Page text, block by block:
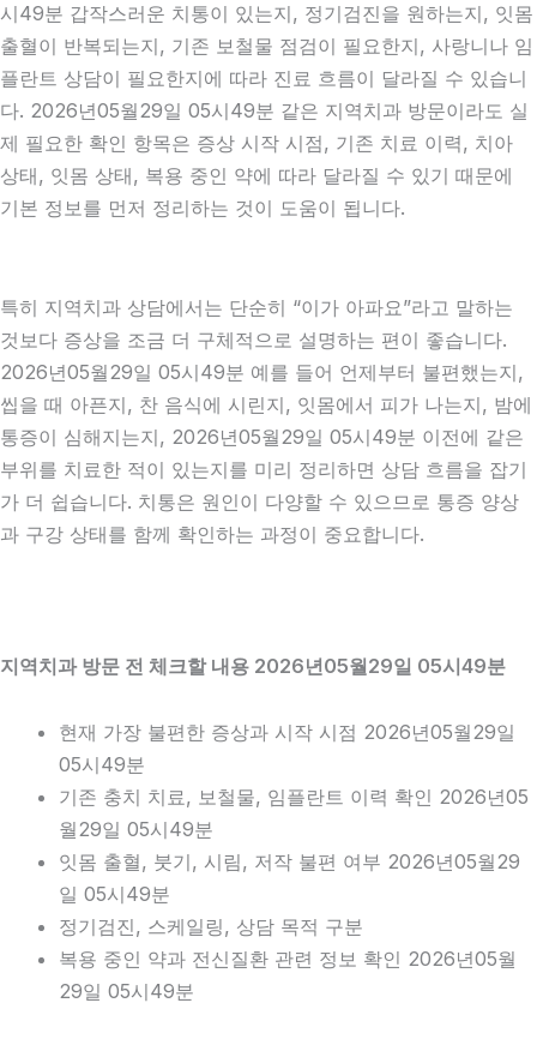
시49분 갑작스러운 치통이 있는지, 정기검진을 원하는지, 잇몸
출혈이 반복되는지, 기존 보철물 점검이 필요한지, 사랑니나 임
플란트 상담이 필요한지에 따라 진료 흐름이 달라질 수 있습니
다. 2026년05월29일 05시49분 같은 지역치과 방문이라도 실
제 필요한 확인 항목은 증상 시작 시점, 기존 치료 이력, 치아
상태, 잇몸 상태, 복용 중인 약에 따라 달라질 수 있기 때문에
기본 정보를 먼저 정리하는 것이 도움이 됩니다.
특히 지역치과 상담에서는 단순히 “이가 아파요”라고 말하는
것보다 증상을 조금 더 구체적으로 설명하는 편이 좋습니다.
2026년05월29일 05시49분 예를 들어 언제부터 불편했는지,
씹을 때 아픈지, 찬 음식에 시린지, 잇몸에서 피가 나는지, 밤에
통증이 심해지는지, 2026년05월29일 05시49분 이전에 같은
부위를 치료한 적이 있는지를 미리 정리하면 상담 흐름을 잡기
가 더 쉽습니다. 치통은 원인이 다양할 수 있으므로 통증 양상
과 구강 상태를 함께 확인하는 과정이 중요합니다.
지역치과 방문 전 체크할 내용 2026년05월29일 05시49분
현재 가장 불편한 증상과 시작 시점 2026년05월29일
05시49분
기존 충치 치료, 보철물, 임플란트 이력 확인 2026년05
월29일 05시49분
잇몸 출혈, 붓기, 시림, 저작 불편 여부 2026년05월29
일 05시49분
정기검진, 스케일링, 상담 목적 구분
복용 중인 약과 전신질환 관련 정보 확인 2026년05월
29일 05시49분